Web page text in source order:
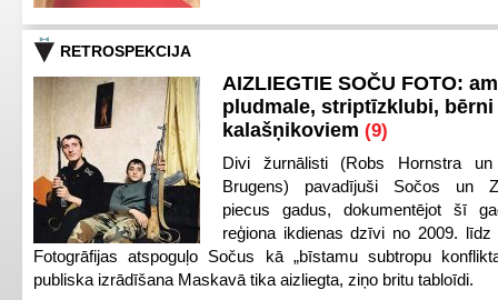
RETROSPEKCIJA
AIZLIEGTIE SOČU FOTO:
pludmale, striptīzklubi, bērni
kalašņikoviem (9)
Divi žurnālisti (Robs Hornstra
Brugens) pavadījuši Sočos un
piecus gadus, dokumentējot šī
reģiona ikdienas dzīvi no 2009. līdz
Fotogrāfijas atspoguļo Sočus kā „bīstamu subtropu
publiska izrādīšana Maskavā tika aizliegta, ziņo britu tabloīdi.